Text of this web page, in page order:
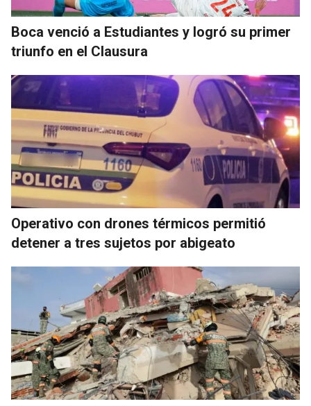
Boca venció a Estudiantes y logró su primer
triunfo en el Clausura
Operativo con drones térmicos permitió
detener a tres sujetos por abigeato